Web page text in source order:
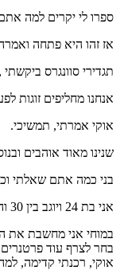
ספרו לי יקרים למה
אז זהו היא פתחה
תגדירי סוונגרס ביקשתי ,
אנחנו מחליפים זוגות
אוקי אמרתי, תמשיכי.
שנינו מאוד אוהבים
בני כמה אתם שאלתי
אני בת 24 ויוגב בין 30 והכרנו לפני שנה.
במוחי אני מחשבת את
בחר לצרף עוד
אוקי, רכנתי קדימה,